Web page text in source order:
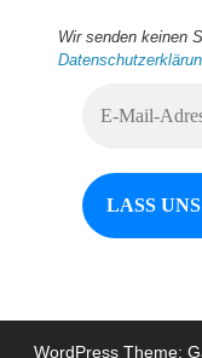
Wir senden keinen
WordPress Theme: